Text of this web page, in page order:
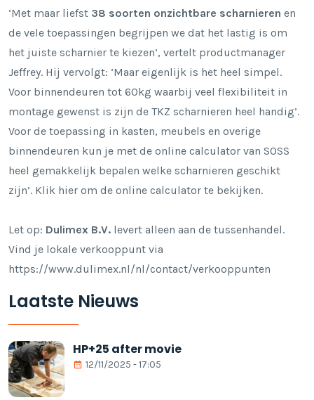
‘Met maar liefst 38 soorten onzichtbare scharnieren en
de vele toepassingen begrijpen we dat het lastig is om
het juiste scharnier te kiezen’, vertelt productmanager
Jeffrey. Hij vervolgt: ‘Maar eigenlijk is het heel simpel.
Voor binnendeuren tot 60kg waarbij veel flexibiliteit in
montage gewenst is zijn de TKZ scharnieren heel handig’.
Voor de toepassing in kasten, meubels en overige
binnendeuren kun je met de online calculator van SOSS
heel gemakkelijk bepalen welke scharnieren geschikt
zijn’. Klik hier om de online calculator te bekijken.
Let op: Dulimex B.V. levert alleen aan de tussenhandel.
Vind je lokale verkooppunt via
https://www.dulimex.nl/nl/contact/verkooppunten
Laatste Nieuws
HP+25 after movie
12/11/2025 - 17:05